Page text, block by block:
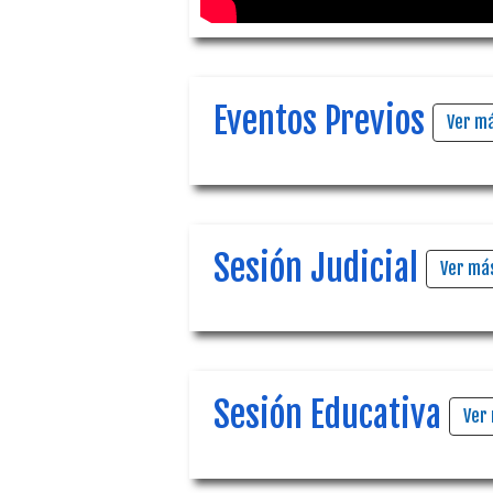
Eventos Previos Ver
Sesión Judicial Ver
Sesión Educativa Ver